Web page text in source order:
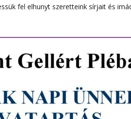
fel elhunyt szeretteink sírjait és